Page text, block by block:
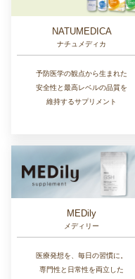
NATUMEDICA
ナチュメディカ
予防医学の観点から生まれた
安全性と最高レベルの品質を
維持するサプリメント
MEDily
メディリー
医療発想を、毎日の習慣に。
専門性と日常性を両立した